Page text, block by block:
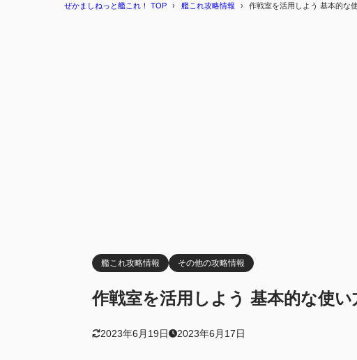
ぜかましねっと艦これ！ TOP 艦これ攻略情報 作戦室を活用しよう 基本的な
艦これ攻略情報 その他の攻略情報
作戦室を活用しよう 基本的な使
2023年6月19日 2023年6月17日
2.2 制空権シミュレータ
3.5